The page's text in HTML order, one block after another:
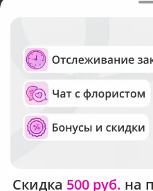
Русский Букет, 2026
Общество с ограниченной
ОГРН: 1195476081745, ИНН:
Юридический адрес: г.
д.42, оф. 3
Рейтинг Русского букета
Скидка 500 руб. на